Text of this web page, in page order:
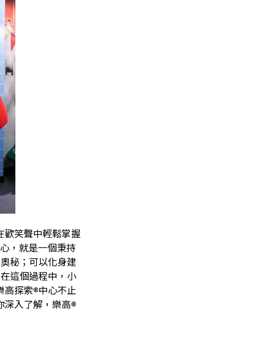
歡笑聲中輕鬆掌握
，就是一個秉持
秘；可以化身建
這個過程中，小
高探索®中心不止
深入了解，樂高®